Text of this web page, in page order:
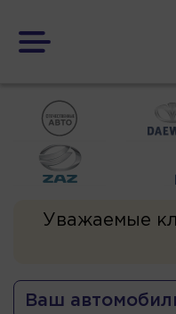
Уважаемые
Ваш